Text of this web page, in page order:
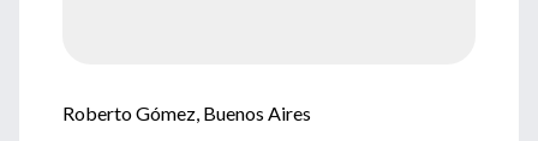
Roberto Gómez, Buenos Aires